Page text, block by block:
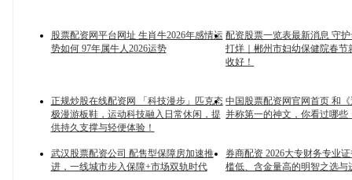
股票配资网平台网址 生肖牛2026年感情运
势如何 97年属牛人2026运势
配资股票一览表最新消息 守
打烊｜郴州市妇幼保健院春节
收好！
正规炒股在线配资网 「科技漫步」匹克态
极漫游板鞋，运动科技融入日常休闲，提
供持久支撑与轻便体验！
中国股票配资网官网首页 和
并称第一的神文，你看过哪些
武汉股票配资公司 配售型保障房加速推
进，一线城市步入保障+市场双轨时代
券商配资 2026大专财务专业
槛低、含金量高的明智之选与